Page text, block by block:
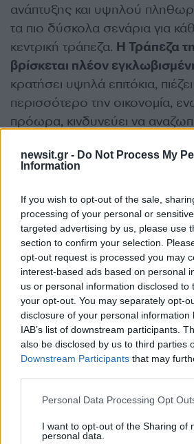
newsit.gr - Do Not Process My
Information
If you wish to opt-out of the sale,
processing of your personal or
targeted advertising by us, please use
section to confirm your selection.
opt-out request is processed you may
interest-based ads based on personal
us or personal information disclosed to
your opt-out. You may separately opt-
disclosure of your personal information
IAB’s list of downstream participants.
also be disclosed by us to third parties
Downstream Participants that may
Please note that this website/app uses
not limited to your visit or usage
grant or deny consent to Google and
Personal Data Processing Opt
I want to opt-out of the Sharing of
personal data.
ανάπτυξης και υψηλού
τα πιο δύσκολα σενάρια για
κεντρική τράπεζα. Η Τράπεζα
βρίσκεται πλέον
κρατήσει υψηλά επιτόκια,
περισσότερο την οικονομία,
πρόωρα, κινδυνεύει να
επειδήμεγάλο μέρος του
βρίσκεται στα χέρια ξένων
Τράπεζα της Αγγλίας
διεθνείς κάτοχοι βρετανικών
πιθανό να εγκαταλείψουν την
περίπτωση νέου σοκ, κάτι που
προκαλέσει νέα έκρηξη
στη στερλίνα.
Ηάνοδος λαϊκιστικών και
του Νάιτζελ Φάρατζ αυξάνει
την αβεβαιότητα στις αγορές,